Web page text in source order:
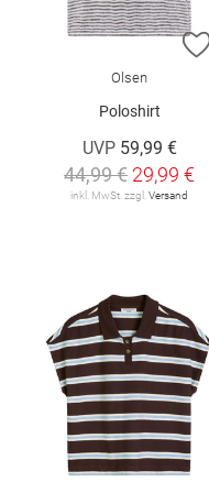
Olsen
Poloshirt
UVP 59,99 €
44,99 € 29,99 €
inkl. MwSt. zzgl. Versand